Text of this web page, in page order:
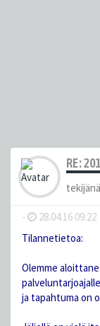
RE:
tekijänä
- 28.04.16 09:22
Tilannetietoa:
Olemme
ja tapahtuma on